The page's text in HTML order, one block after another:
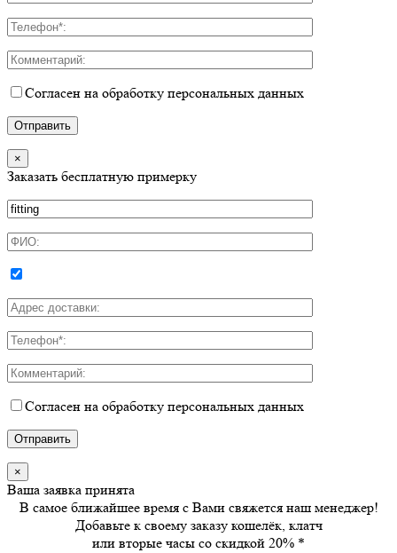
Согласен на обработку персональных данных
×
Заказать бесплатную примерку
Согласен на обработку персональных данных
×
Ваша заявка принята
В самое ближайшее время с Вами свяжется наш менеджер!
Добавьте к своему заказу кошелёк, клатч
или вторые часы со скидкой 20% *